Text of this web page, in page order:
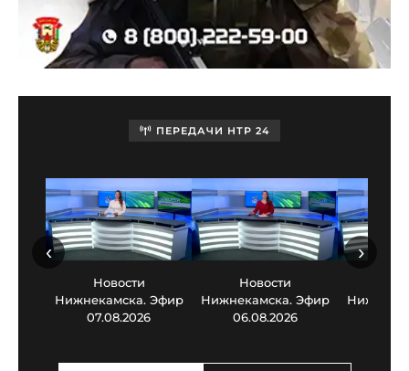
ПЕРЕДАЧИ НТР 24
Новости
Нижнекамска. Эфир
07.08.2026
Новости
Нижнекамска. Эфир
06.08.2026
‹ ›